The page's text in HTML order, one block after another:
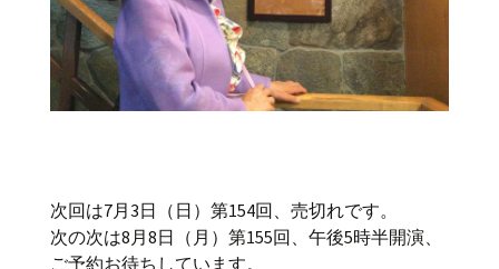
次回は7月3日（日）第154回、売切れです。
次の次は8月8日（月）第155回、午後5時半開演、
ご予約お待ちしています。